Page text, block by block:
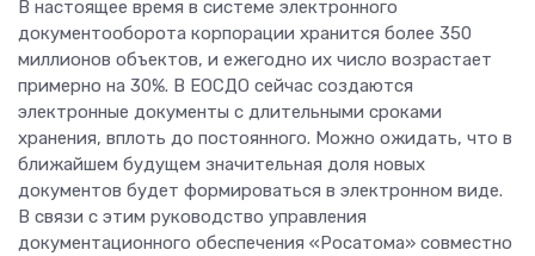
В настоящее время в системе электронного
документооборота корпорации хранится более 350
миллионов объектов, и ежегодно их число возрастает
примерно на 30%. В ЕОСДО сейчас создаются
электронные документы с длительными сроками
хранения, вплоть до постоянного. Можно ожидать, что в
ближайшем будущем значительная доля новых
документов будет формироваться в электронном виде.
В связи с этим руководство управления
документационного обеспечения «Росатома» совместно